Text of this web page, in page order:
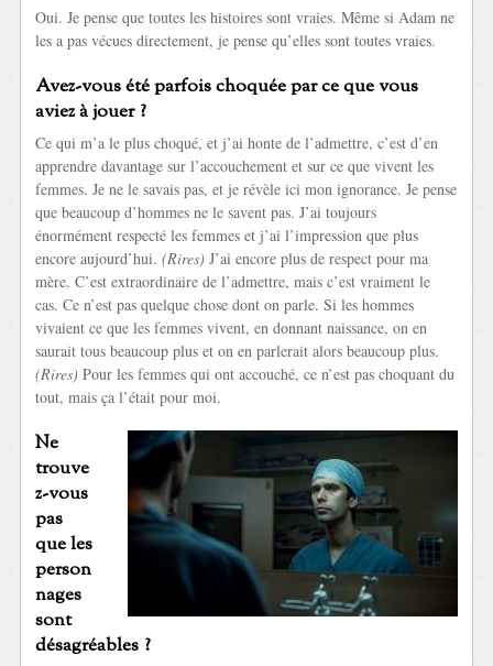
Oui. Je pense que toutes les histoires sont vraies. Même si Adam ne
les a pas vécues directement, je pense qu’elles sont toutes vraies.
Avez-vous été parfois choquée par ce que vous
aviez à jouer ?
Ce qui m’a le plus choqué, et j’ai honte de l’admettre, c’est d’en
apprendre davantage sur l’accouchement et sur ce que vivent les
femmes. Je ne le savais pas, et je révèle ici mon ignorance. Je pense
que beaucoup d’hommes ne le savent pas. J’ai toujours
énormément respecté les femmes et j’ai l’impression que plus
encore aujourd’hui.(Rires) J’ai encore plus de respect pour ma
mère. C’est extraordinaire de l’admettre, mais c’est vraiment le
cas. Ce n’est pas quelque chose dont on parle. Si les hommes
vivaient ce que les femmes vivent, en donnant naissance, on en
saurait tous beaucoup plus et on en parlerait alors beaucoup plus.
(Rires) Pour les femmes qui ont accouché, ce n’est pas choquant du
tout, mais ça l’était pour moi.
Ne
trouve
z-vous
pas
que les
person
nages
sont
désagréables ?